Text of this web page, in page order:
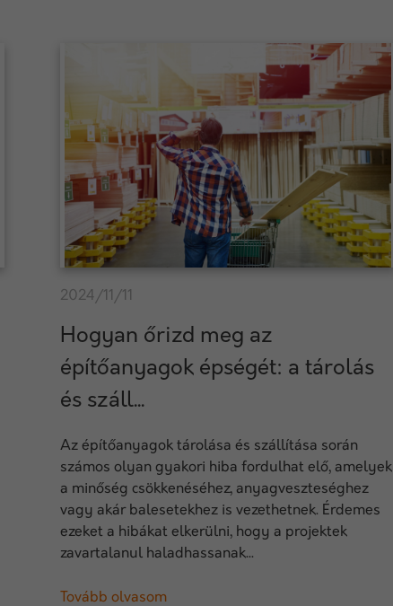
2024/11/11
Hogyan őrizd meg az
építőanyagok épségét: a tárolás
és száll...
Az építőanyagok tárolása és szállítása során
számos olyan gyakori hiba fordulhat elő, amelyek
a minőség csökkenéséhez, anyagveszteséghez
vagy akár balesetekhez is vezethetnek. Érdemes
ezeket a hibákat elkerülni, hogy a projektek
zavartalanul haladhassanak...
Tovább olvasom